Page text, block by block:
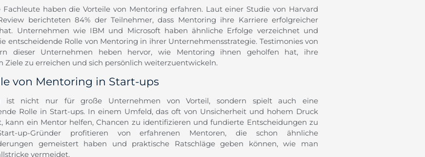
Fachleute haben die Vorteile von Mentoring erfahren. Laut einer Studie von Harvard
berichteten 84% der Teilnehmer, dass Mentoring ihre Karriere erfolgreicher
Unternehmen wie IBM und Microsoft haben ähnliche Erfolge verzeichnet und
entscheidende Rolle von Mentoring in ihrer Unternehmensstrategie. Testimonies von
dieser Unternehmen heben hervor, wie Mentoring ihnen geholfen hat, ihre
Ziele zu erreichen und sich persönlich weiterzuentwickeln.
von Mentoring in Start-ups
ist nicht nur für große Unternehmen von Vorteil, sondern spielt auch eine
Rolle in Start-ups. In einem Umfeld, das oft von Unsicherheit und hohem Druck
kann ein Mentor helfen, Chancen zu identifizieren und fundierte Entscheidungen zu
up-Gründer profitieren von erfahrenen Mentoren, die schon ähnliche
gemeistert haben und praktische Ratschläge geben können, wie man
vermeidet.